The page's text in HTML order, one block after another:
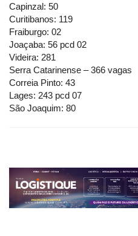
Capinzal: 50
Curitibanos: 119
Fraiburgo: 02
Joaçaba: 56 pcd 02
Videira: 281
Serra Catarinense – 366 vagas
Correia Pinto: 43
Lages: 243 pcd 07
São Joaquim: 80